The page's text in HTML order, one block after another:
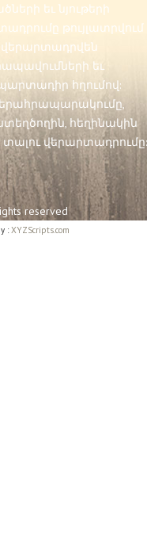
եւ նյութերի
թույլատրվում
վերարտադրվեն
եւ
հղումով:
հեղինակին
տալու վերարտադրումը:
reserved
:XYZScripts.com